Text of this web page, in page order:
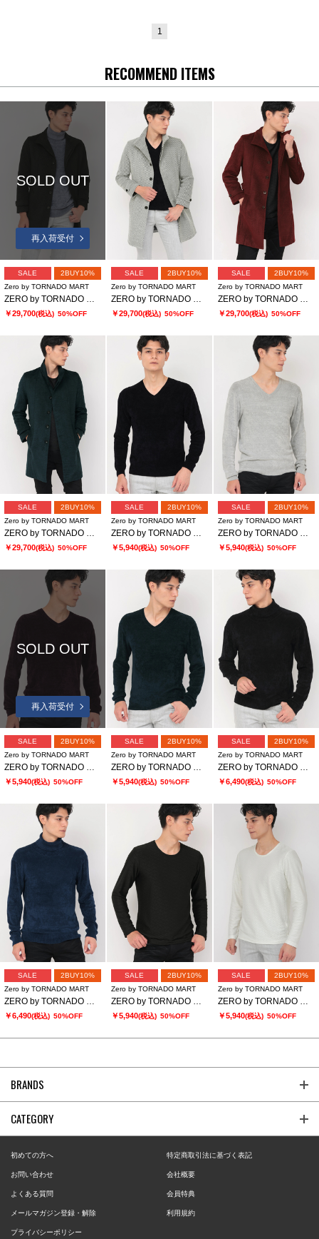
1
RECOMMEND ITEMS
SOLD OUT
再入荷受付
SALE
2BUY10%
Zero by TORNADO MART
ZERO by TORNADO MART∴バイヤスモールスタンドコート
￥29,700(税込) 50%OFF
SALE
2BUY10%
Zero by TORNADO MART
ZERO by TORNADO MART∴バイヤスモールスタンドコート
￥29,700(税込) 50%OFF
SALE
2BUY10%
Zero by TORNADO MART
ZERO by TORNADO MART∴バイヤスモールスタンドコート
￥29,700(税込) 50%OFF
SALE
2BUY10%
Zero by TORNADO MART
ZERO by TORNADO MART∴バイヤスモールスタンドコート
￥29,700(税込) 50%OFF
SALE
2BUY10%
Zero by TORNADO MART
ZERO by TORNADO MART∴モールヤーンVネックニット
￥5,940(税込) 50%OFF
SALE
2BUY10%
Zero by TORNADO MART
ZERO by TORNADO MART∴モールヤーンVネックニット
￥5,940(税込) 50%OFF
SOLD OUT
再入荷受付
SALE
2BUY10%
Zero by TORNADO MART
ZERO by TORNADO MART∴モールヤーンVネックニット
￥5,940(税込) 50%OFF
SALE
2BUY10%
Zero by TORNADO MART
ZERO by TORNADO MART∴モールヤーンVネックニット
￥5,940(税込) 50%OFF
SALE
2BUY10%
Zero by TORNADO MART
ZERO by TORNADO MART∴モールヤーンタートルネックニット
￥6,490(税込) 50%OFF
SALE
2BUY10%
Zero by TORNADO MART
ZERO by TORNADO MART∴モールヤーンタートルネックニット
￥6,490(税込) 50%OFF
SALE
2BUY10%
Zero by TORNADO MART
ZERO by TORNADO MART∴キカバイヤスジャカードクルーネックカットソー
￥5,940(税込) 50%OFF
SALE
2BUY10%
Zero by TORNADO MART
ZERO by TORNADO MART∴キカバイヤスジャカードクルーネックカットソー
￥5,940(税込) 50%OFF
BRANDS
CATEGORY
初めての方へ 特定商取引法に基づく表記
お問い合わせ 会社概要
よくある質問 会員特典
メールマガジン登録・解除 利用規約
プライバシーポリシー